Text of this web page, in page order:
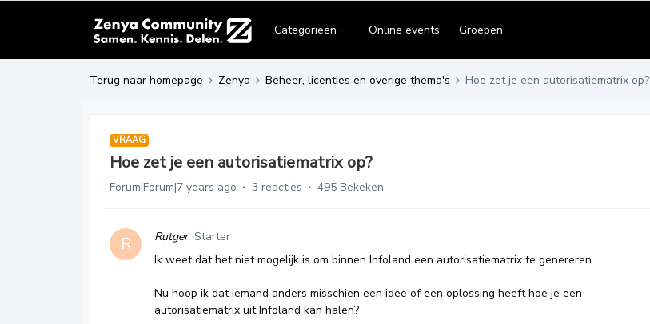
Categorieën Online events Groepen
Terug naar homepage Zenya Beheer, licenties en overige thema's Hoe zet je een autorisatiematrix op?
VRAAG
Hoe zet je een autorisatiematrix op?
Forum|Forum|7 years ago 3 reacties 495 Bekeken
R Rutger Starter
Ik weet dat het niet mogelijk is om binnen Infoland een autorisatiematrix te genereren.
Nu hoop ik dat iemand anders misschien een idee of een oplossing heeft hoe je een
autorisatiematrix uit Infoland kan halen?